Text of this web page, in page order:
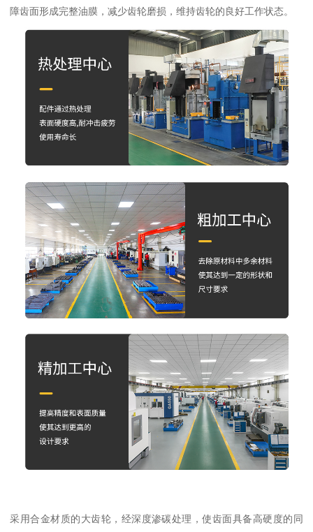
障齿面形成完整油膜，减少齿轮磨损，维持齿轮的良好工作状态。
采用合金材质的大齿轮，经深度渗碳处理，使齿面具备高硬度的同